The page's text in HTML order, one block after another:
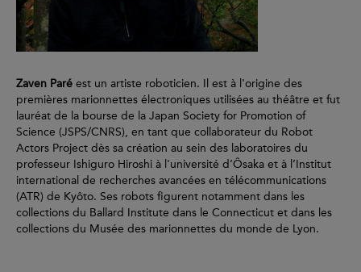
Zaven Paré est un artiste roboticien. Il est à l'origine des
premières marionnettes électroniques utilisées au théâtre et fut
lauréat de la bourse de la Japan Society for Promotion of
Science (JSPS/CNRS), en tant que collaborateur du Robot
Actors Project dès sa création au sein des laboratoires du
professeur Ishiguro Hiroshi à l'université d’Ôsaka et à l’Institut
international de recherches avancées en télécommunications
(ATR) de Kyôto. Ses robots figurent notamment dans les
collections du Ballard Institute dans le Connecticut et dans les
collections du Musée des marionnettes du monde de Lyon.